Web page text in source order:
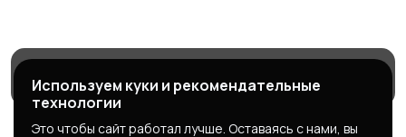
Магазины
Используем куки и рекомендательные
технологии
Это чтобы сайт работал лучше. Оставаясь с нами, вы